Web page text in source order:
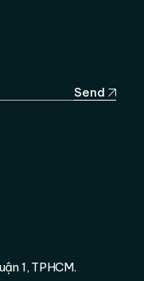
Send
1, TPHCM.